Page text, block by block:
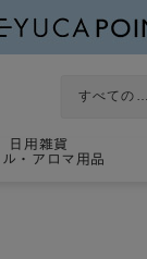
日用雑貨
ル・アロマ用品